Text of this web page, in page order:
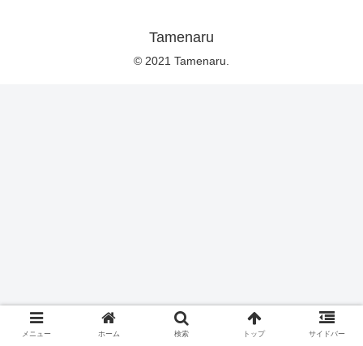
Tamenaru
© 2021 Tamenaru.
メニュー ホーム 検索 トップ サイドバー